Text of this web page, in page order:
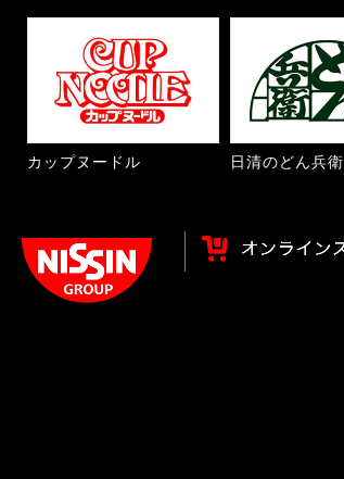
カップヌードル 日清のどん兵衛